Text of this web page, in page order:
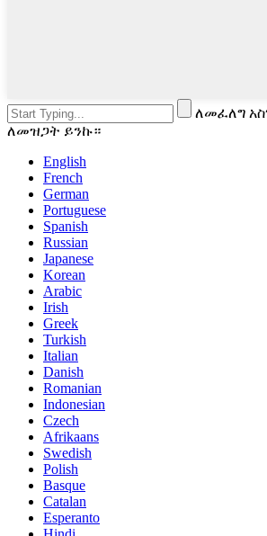
ለመፈለግ
ለመዝጋት ይንኩ።
English
French
German
Portuguese
Spanish
Russian
Japanese
Korean
Arabic
Irish
Greek
Turkish
Italian
Danish
Romanian
Indonesian
Czech
Afrikaans
Swedish
Polish
Basque
Catalan
Esperanto